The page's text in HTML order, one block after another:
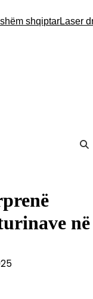
shqiptarLaser
në